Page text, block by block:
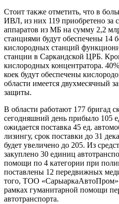
Стоит также отметить, что в
ИВЛ, из них 119 приобретено за
аппаратов из МБ на сумму 2,2
станциями будут обеспечены 14
кислородных станций
станции в Саркандской ЦРБ.
кислородных концентратора.
коек будут обеспечены
области имеется двухмесячный
защиты.
В области работают 177 бригад
сегодняшний день прибыло 105
ожидается поставка 45 ед.
лизингу, срок поставки до 31
будет увеличено до 205. Из
закуплено 30 единиц
помощи по 4 категории при
поставлены 12 передвижных
того, ТОО
рамках гуманитарной помощи
автотранспорта.